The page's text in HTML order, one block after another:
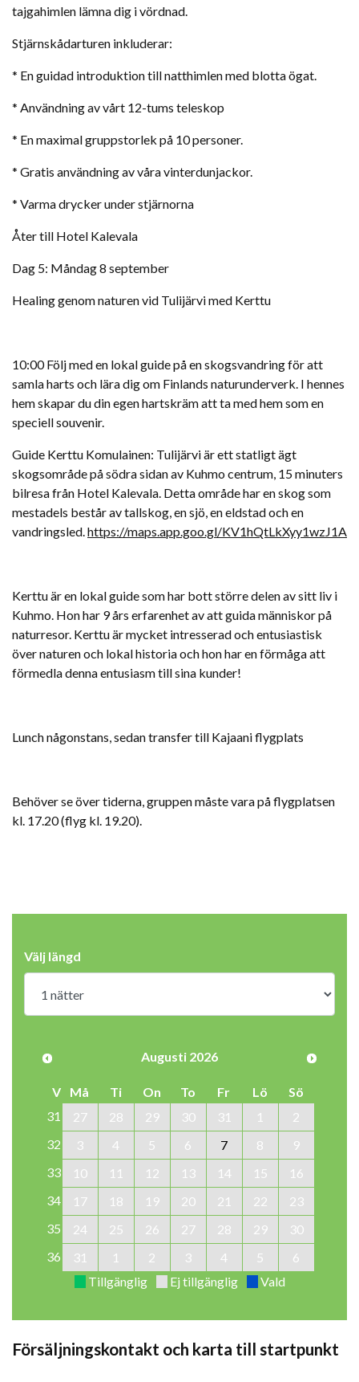
tajgahimlen lämna dig i vördnad.
Stjärnskådarturen inkluderar:
* En guidad introduktion till natthimlen med blotta ögat.
* Användning av vårt 12-tums teleskop
* En maximal gruppstorlek på 10 personer.
* Gratis användning av våra vinterdunjackor.
* Varma drycker under stjärnorna
Åter till Hotel Kalevala
Dag 5: Måndag 8 september
Healing genom naturen vid Tulijärvi med Kerttu
10:00 Följ med en lokal guide på en skogsvandring för att
samla harts och lära dig om Finlands naturunderverk. I hennes
hem skapar du din egen hartskräm att ta med hem som en
speciell souvenir.
Guide Kerttu Komulainen: Tulijärvi är ett statligt ägt
skogsområde på södra sidan av Kuhmo centrum, 15 minuters
bilresa från Hotel Kalevala. Detta område har en skog som
mestadels består av tallskog, en sjö, en eldstad och en
vandringsled.https://maps.app.goo.gl/KV1hQtLkXyy1wzJ1A
Kerttu är en lokal guide som har bott större delen av sitt liv i
Kuhmo. Hon har 9 års erfarenhet av att guida människor på
naturresor. Kerttu är mycket intresserad och entusiastisk
över naturen och lokal historia och hon har en förmåga att
förmedla denna entusiasm till sina kunder!
Lunch någonstans, sedan transfer till Kajaani flygplats
Behöver se över tiderna, gruppen måste vara på flygplatsen
kl. 17.20 (flyg kl. 19.20).
Välj längd
Augusti 2026
V Må Ti On To Fr Lö
Sö
31
27 28 29 30 31 1
2
32
3 4 5 6 7 8
9
33
10 11 12 13 14 15
16
34
17 18 19 20 21 22
23
35
24 25 26 27 28 29
30
36
31 1 2 3 4 5
6
Tillgänglig
Ej tillgänglig Vald
Försäljningskontakt och karta till startpunkt